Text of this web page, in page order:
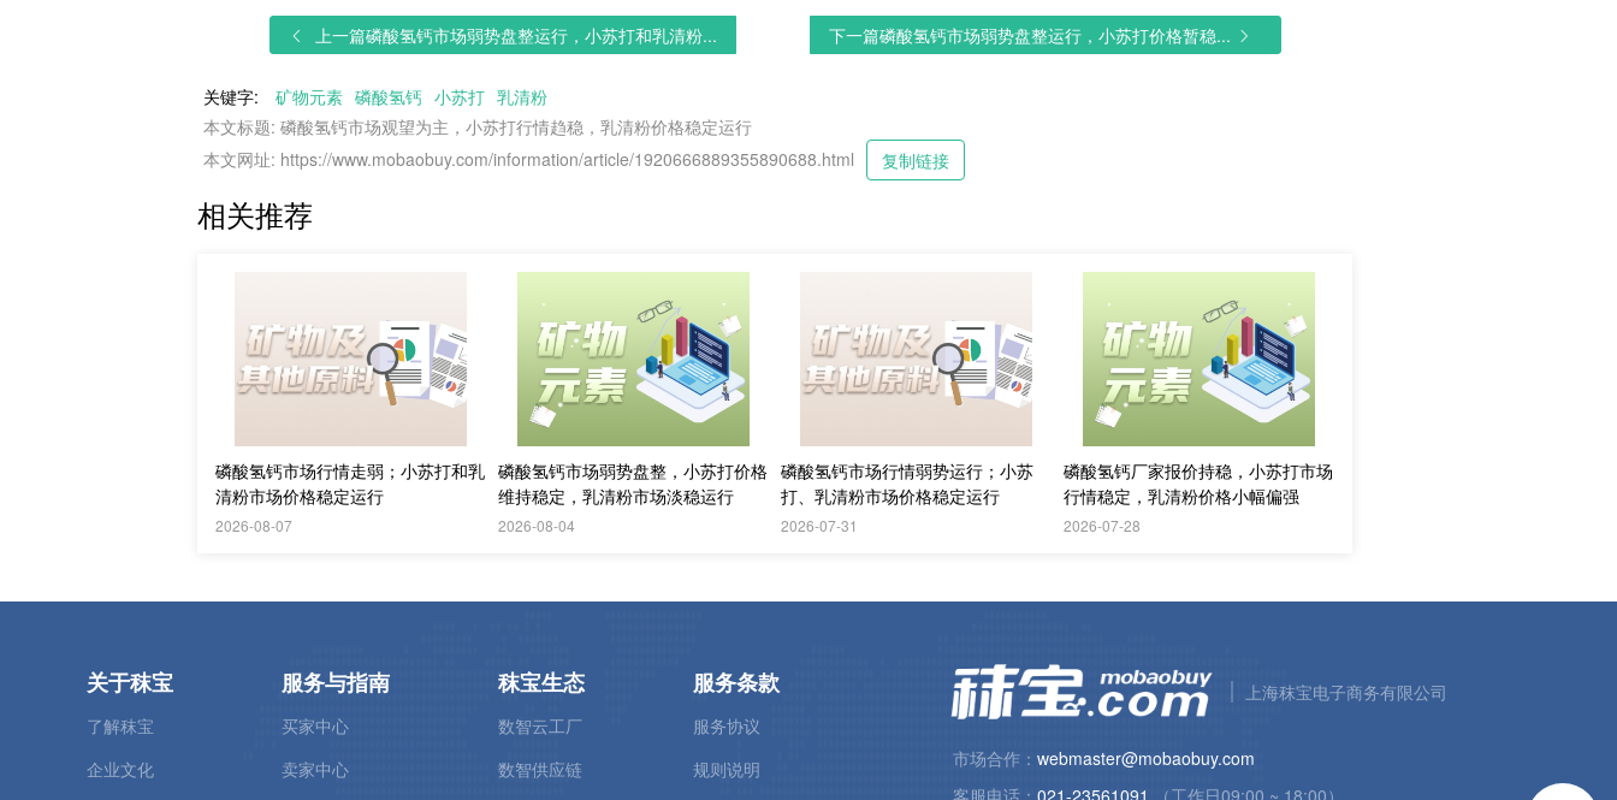
上一篇磷酸氢钙市场弱势盘整运行，小苏打和乳清粉... 下一篇磷酸氢钙市场弱势盘整运行，小苏打价格暂稳...
关键字: 矿物元素 磷酸氢钙 小苏打 乳清粉
本文标题: 磷酸氢钙市场观望为主，小苏打行情趋稳，乳清粉价格稳定运行
本文网址: https://www.mobaobuy.com/information/article/1920666889355890688.html
复制链接
相关推荐
磷酸氢钙市场行情走弱；小苏打和乳
清粉市场价格稳定运行
2026-08-07
磷酸氢钙市场弱势盘整，小苏打价格
维持稳定，乳清粉市场淡稳运行
2026-08-04
磷酸氢钙市场行情弱势运行；小苏
打、乳清粉市场价格稳定运行
2026-07-31
磷酸氢钙厂家报价持稳，小苏打市场
行情稳定，乳清粉价格小幅偏强
2026-07-28
关于秣宝
了解秣宝
企业文化
服务与指南
买家中心
卖家中心
秣宝生态
数智云工厂
数智供应链
服务条款
服务协议
规则说明
上海秣宝电子商务有限公司
市场合作： webmaster@mobaobuy.com